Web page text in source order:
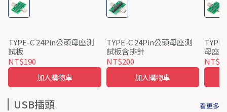
TYPE-C 24Pin公頭母座測
試板
NT$190
加入購物車
TYPE-C 24Pin公頭母座測
試板含排針
NT$200
加入購物車
母座
USB插頭 看更多